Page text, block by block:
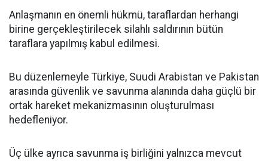
Anlaşmanın en önemli hükmü, taraflardan herhangi
birine gerçekleştirilecek silahlı saldırının bütün
taraflara yapılmış kabul edilmesi.
Bu düzenlemeyle Türkiye, Suudi Arabistan ve Pakistan
arasında güvenlik ve savunma alanında daha güçlü bir
ortak hareket mekanizmasının oluşturulması
hedefleniyor.
Üç ülke ayrıca savunma iş birliğini yalnızca mevcut